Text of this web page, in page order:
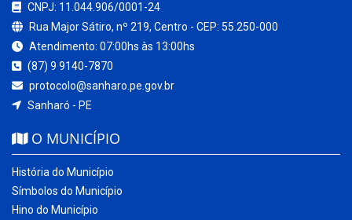
CNPJ: 11.044.906/0001-24
Rua Major Sátiro, nº 219, Centro - CEP: 55.250-000
Atendimento: 07:00hs às 13:00hs
(87) 9 9140-7870
protocolo@sanharo.pe.gov.br
Sanharó - PE
O MUNICÍPIO
História do Município
Símbolos do Município
Hino do Município